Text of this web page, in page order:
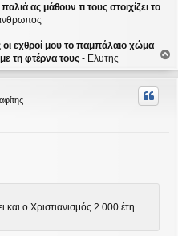
ας μάθουν τι τους στοιχίζει το
οι εχθροί μου το παμπάλαιο χώμα
τη φτέρνα τους - Ελυτης
ο
ρ
και ο Χριστιανισμός 2.000 έτη